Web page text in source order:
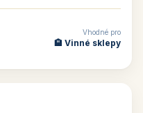
Vhodné pro
🏨 Vinné sklepy